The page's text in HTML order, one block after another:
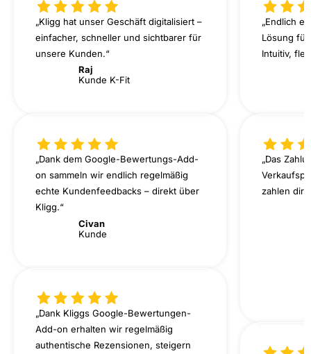
„Kligg hat unser Geschäft digitalisiert –
einfacher, schneller und sichtbarer für
unsere Kunden.“
Raj
Kunde K-Fit
„Dank dem Google-Bewertungs-Add-
on sammeln wir endlich regelmäßig
echte Kundenfeedbacks – direkt über
Kligg.“
Civan
Kunde
„Dank Kliggs Google-Bewertungen-
Add-on erhalten wir regelmäßig
authentische Rezensionen, steigern
„Endlich
Lösung
Intuitiv,
„Das
zahlen